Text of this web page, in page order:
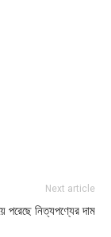
Next article
পরেছে নিত্যপণ্যের দাম